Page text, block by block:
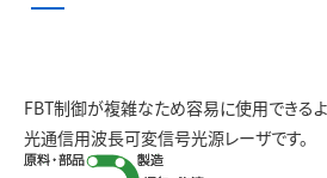
投資家の皆様へ（IR）
English
中
製品カタログ
FBT制御が複雑なため容易に使用できる
光通信用波長可変信号光源レーザです。